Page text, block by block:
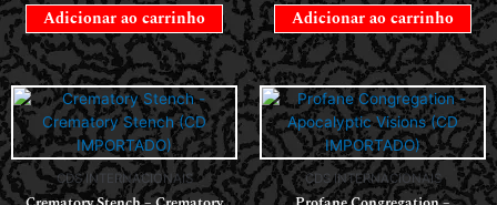
Adicionar ao carrinho Adicionar ao carrinho
CDS INTERNACIONAIS CDS INTERNACIONAIS